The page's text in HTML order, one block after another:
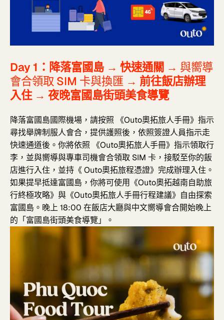
Day 1：降落富國島 → 快速通關 → 與嚮導
會合領取 SIM 卡與換匯 → 前往飯店辦理
入住 → 夜晚富國島街頭美食導覽
降落富國島國際機場，請按照
《Outo奧拓旅人手冊》指示
尋找舉牌制服人會合，提供護照後，依照簽證人員指示走
快速通道後。你將依照
《Outo奧拓旅人手冊》指示領取行
李，並與嚮導與專車司機會合領取 SIM 卡，接駁至你的飯
店進行入住，並持《 Outo奧拓旅程憑證》完成辦理入住。
如果提早抵達富國島， 你將可使用 《Outo奧拓越南自助旅
行終極攻略》與 《Outo奧拓旅人手冊行程建議》自由探索
富國島。晚上 18:00 在飯店大廳與中文嚮導會合開始晚上
的「富國島街頭美食導覽」
。